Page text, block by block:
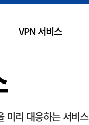
VPN 서비스
미리 대응하는 서비스